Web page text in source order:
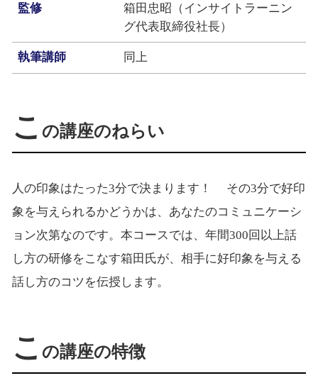
監修
箱田忠昭（インサイトラーニン
グ代表取締役社長）
執筆講師 同上
こ の講座のねらい
人の印象はたった3分で決まります！ その3分で好印
象を与えられるかどうかは、あなたのコミュニケーシ
ョン次第なのです。本コースでは、年間300回以上話
し方の研修をこなす箱田氏が、相手に好印象を与える
話し方のコツを伝授します。
こ の講座の特徴